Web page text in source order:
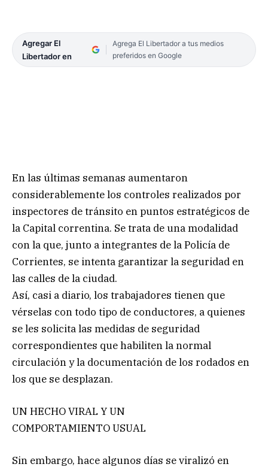
Agregar El
Libertador en
Agrega El Libertador a tus medios
preferidos en Google
En las últimas semanas aumentaron
considerablemente los controles realizados por
inspectores de tránsito en puntos estratégicos de
la Capital correntina. Se trata de una modalidad
con la que, junto a integrantes de la Policía de
Corrientes, se intenta garantizar la seguridad en
las calles de la ciudad.
Así, casi a diario, los trabajadores tienen que
vérselas con todo tipo de conductores, a quienes
se les solicita las medidas de seguridad
correspondientes que habiliten la normal
circulación y la documentación de los rodados en
los que se desplazan.
UN HECHO VIRAL Y UN
COMPORTAMIENTO USUAL
Sin embargo, hace algunos días se viralizó en